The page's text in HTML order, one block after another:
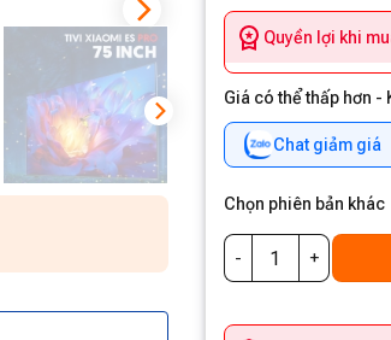
Quyền lợi khi
Giá có thể thấp hơn -
Chat giảm giá
Chọn phiên bản khác